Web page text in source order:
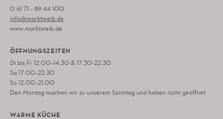
0 61 71 – 89 44 100
info@marktweib.de
www.marktweib.de
ÖFFNUNGSZEITEN
Di bis Fr 12.00–14.30 & 17.30-22.30
Sa 17.00–22.30
So 12.00–21.00
Den Montag machen wir zu unserem Sonntag und haben nicht geöffnet.
WARME KÜCHE